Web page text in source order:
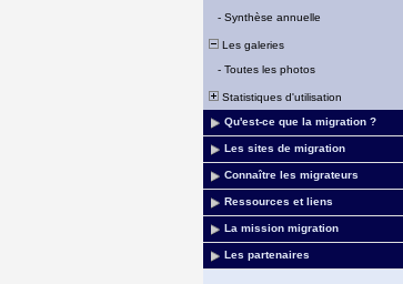
- Synthèse annuelle
Les galeries
- Toutes les photos
Statistiques d'utilisation
Qu'est-ce que la migration ?
Les sites de migration
Connaître les migrateurs
Ressources et liens
La mission migration
Les partenaires